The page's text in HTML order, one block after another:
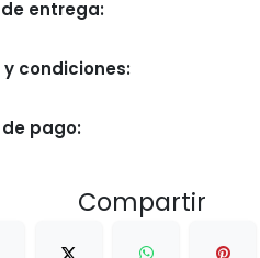
de
condiciones:
pago:
Compartir